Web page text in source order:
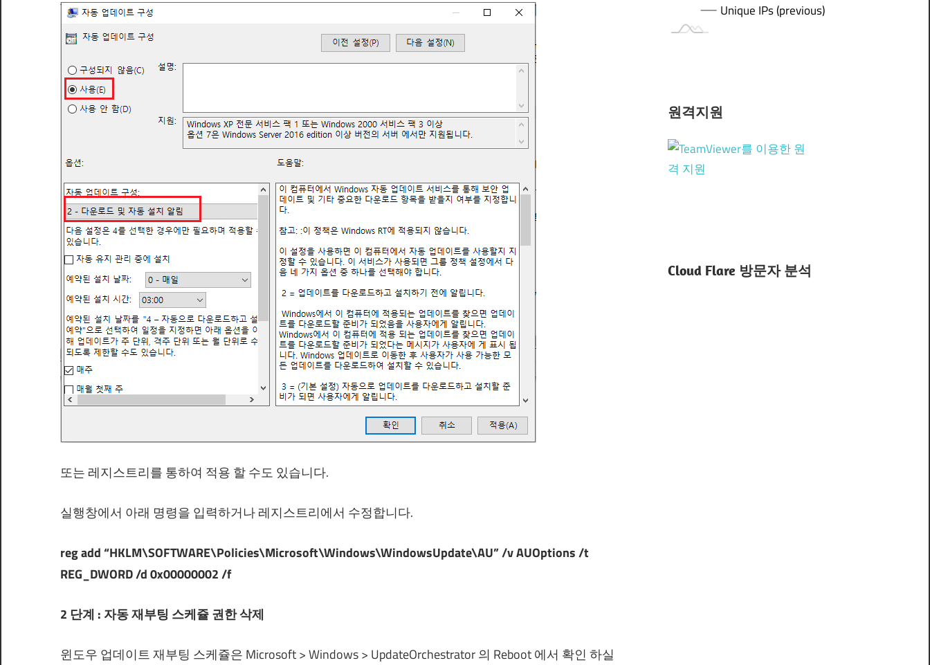
또는 레지스트리를 통하여 적용 할 수도 있습니다.
실행창에서 아래 명령을 입력하거나 레지스트리에서 수정합니다.
reg add “HKLM\SOFTWARE\Policies\Microsoft\Windows\WindowsUpdate\AU” /v AUOptions /t
REG_DWORD /d 0x00000002 /f
2 단계 : 자동 재부팅 스케쥴 권한 삭제
윈도우 업데이트 재부팅 스케쥴은 Microsoft > Windows > UpdateOrchestrator 의 Reboot 에서 확인 하실
Unique IPs (previous)
원격지원
Cloud Flare 방문자 분석